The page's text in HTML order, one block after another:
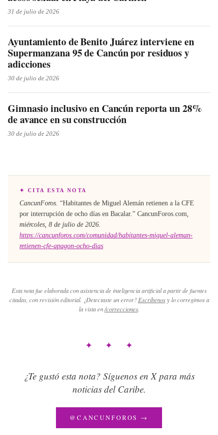
31 de julio de 2026
Ayuntamiento de Benito Juárez interviene en
Supermanzana 95 de Cancún por residuos y
adicciones
30 de julio de 2026
Gimnasio inclusivo en Cancún reporta un 28%
de avance en su construcción
30 de julio de 2026
✦ CITA ESTA NOTA
CancunForos. “Habitantes de Miguel Alemán retienen a la CFE
por interrupción de ocho días en Bacalar.” CancunForos.com,
miércoles, 8 de julio de 2026.
https://cancunforos.com/comunidad/habitantes-miguel-aleman-
retienen-cfe-apagon-ocho-dias
Esta nota fue elaborada con asistencia de inteligencia artificial a partir de fuentes
citadas, con revisión editorial. ¿Detectaste un error? Escríbenos y lo corregimos a
la vista en /correcciones.
✦ ✦ ✦
¿Te gustó esta nota? Síguenos en X para más
noticias del Caribe.
@CANCUNFOROS →